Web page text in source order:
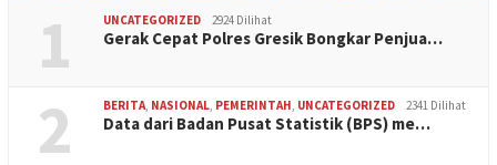
1 UNCATEGORIZED 2924 Dilihat
Gerak Cepat Polres Gresik Bongkar Penjua…
2 BERITA, NASIONAL, PEMERINTAH, UNCATEGORIZED 2341 Dilihat
Data dari Badan Pusat Statistik (BPS) me…